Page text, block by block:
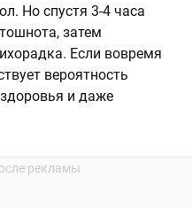
Но спустя 3-4 часа
затем
Если вовремя
вероятность
и даже